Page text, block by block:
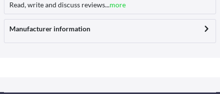
Read, write and discuss reviews...more
Manufacturer information